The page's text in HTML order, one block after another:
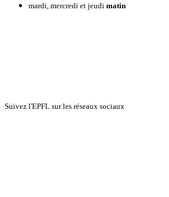
mardi, mercredi et jeudi matin
Suivez l'EPFL sur les réseaux sociaux